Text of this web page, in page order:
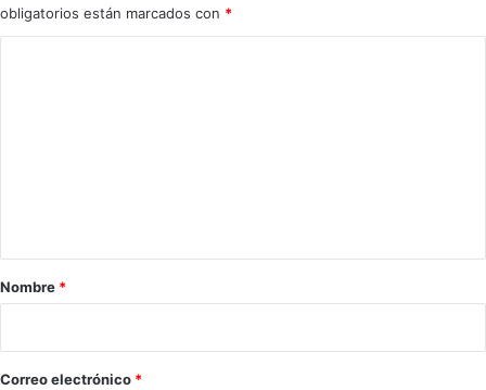
obligatorios están marcados con *
r
*
Nombre *
Correo electrónico *